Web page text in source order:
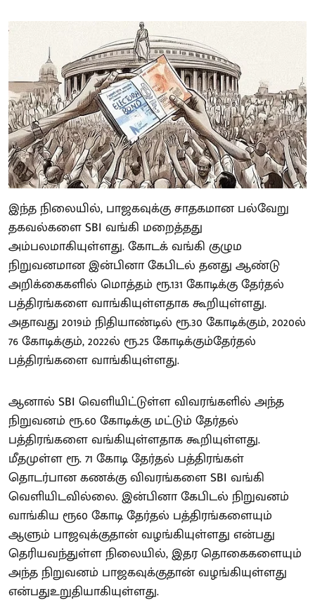
இந்த நிலையில், பாஜகவுக்கு சாதகமான பல்வேறு
தகவல்களை SBI வங்கி மறைத்தது
அம்பலமாகியுள்ளது. கோடக் வங்கி குழும
நிறுவனமான இன்பினா கேபிடல் தனது ஆண்டு
அறிக்கைகளில் மொத்தம் ரூ.131 கோடிக்கு தேர்தல்
பத்திரங்களை வாங்கியுள்ளதாக கூறியுள்ளது.
அதாவது 2019ம் நிதியாண்டில் ரூ.30 கோடிக்கும், 2020ல்
76 கோடிக்கும், 2022ல் ரூ.25 கோடிக்கும்தேர்தல்
பத்திரங்களை வாங்கியுள்ளது.
ஆனால் SBI வெளியிட்டுள்ள விவரங்களில் அந்த
நிறுவனம் ரூ.60 கோடிக்கு மட்டும் தேர்தல்
பத்திரங்களை வங்கியுள்ளதாக கூறியுள்ளது.
மீதமுள்ள ரூ. 71 கோடி தேர்தல் பத்திரங்கள்
தொடர்பான கணக்கு விவரங்களை SBI வங்கி
வெளியிடவில்லை. இன்பினா கேபிடல் நிறுவனம்
வாங்கிய ரூ60 கோடி தேர்தல் பத்திரங்களையும்
ஆளும் பாஜவுக்குதான் வழங்கியுள்ளது என்பது
தெரியவந்துள்ள நிலையில், இதர தொகைகளையும்
அந்த நிறுவனம் பாஜகவுக்குதான் வழங்கியுள்ளது
என்பதுஉறுதியாகியுள்ளது.